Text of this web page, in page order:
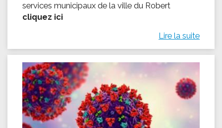
services municipaux de la ville du Robert
cliquez ici
Lire la suite